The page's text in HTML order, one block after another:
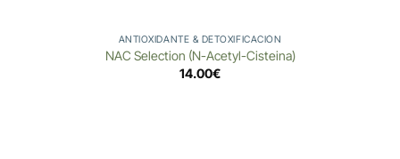
ANTIOXIDANTE & DETOXIFICACIÓN
NAC Selection (N-Acetyl-Cisteina)
14.00€